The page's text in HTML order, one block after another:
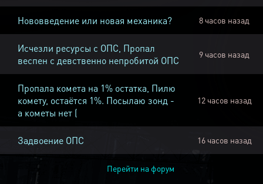
Нововведение или новая механика? 8 часов назад
Исчезли ресурсы с ОПС, Пропал
веспен с девственно непробитой ОПС
9 часов назад
Пропала комета на 1% остатка, Пилю
комету, остаётся 1%. Посылаю зонд -
а кометы нет (
12 часов назад
Задвоение ОПС 16 часов назад
Перейти на форум